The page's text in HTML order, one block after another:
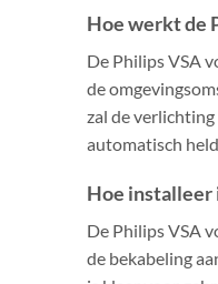
Hoe werkt de
De Philips VSA
de
zal de
automatisch
Hoe installeer
De Philips VSA
de bekabeling